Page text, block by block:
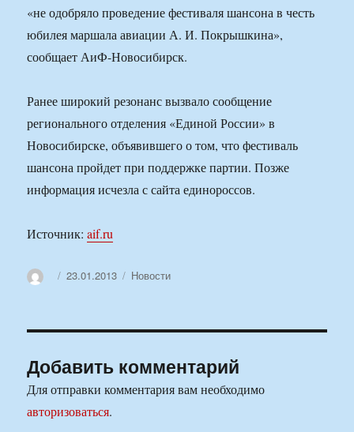
«не одобряло проведение фестиваля шансона в честь
юбилея маршала авиации А. И. Покрышкина»,
сообщает АиФ-Новосибирск.
Ранее широкий резонанс вызвало сообщение
регионального отделения «Единой России» в
Новосибирске, объявившего о том, что фестиваль
шансона пройдет при поддержке партии. Позже
информация исчезла с сайта единороссов.
Источник:aif.ru
АвторОпубликовано
23.01.2013 Рубрики
Новости
Добавить комментарий
Для отправки комментария вам необходимо
авторизоваться.